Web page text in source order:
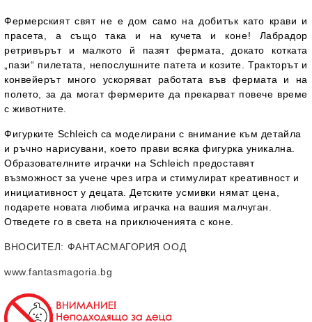
Фермерският свят не е дом само на добитък като крави и
прасета, а също така и на кучета и коне! Лабрадор
ретривърът и малкото й пазят фермата, докато котката
„пази“ пилетата, непослушните патета и козите. Тракторът и
конвейерът много ускоряват работата във фермата и на
полето, за да могат фермерите да прекарват повече време
с животните.
Фигурките Schleich са моделирани с внимание към детайла
и ръчно нарисувани, което прави всяка фигурка уникална.
Образователните играчки на Schleich предоставят
възможност за учене чрез игра и стимулират креативност и
инициативност у децата. Детските усмивки нямат цена,
подарете новата любима играчка на вашия малчуган.
Отведете го в света на приключенията с коне.
ВНОСИТЕЛ: ФАНТАСМАГОРИЯ ООД
www.fantasmagoria.bg